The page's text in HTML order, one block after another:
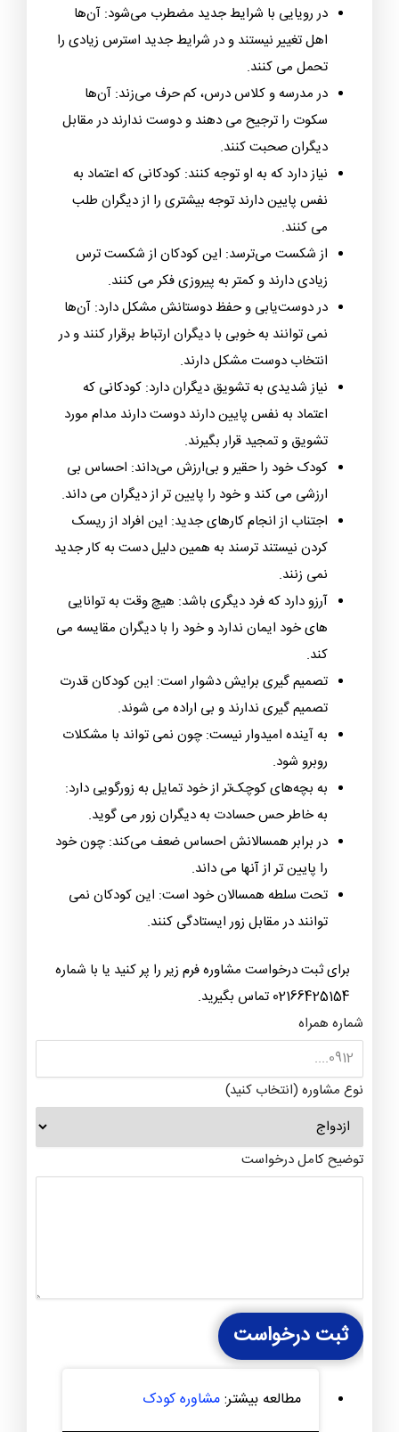
در رویایی با شرایط جدید مضطرب می‌شود: آن‌ها
اهل تغییر نیستند و در شرایط جدید استرس زیادی را
تحمل می کنند.
در مدرسه و کلاس درس، کم حرف می‌زند: آن‌ها
سکوت را ترجیح می دهند و دوست ندارند در مقابل
دیگران صحبت کنند.
نیاز دارد که به او توجه کنند: کودکانی که اعتماد به
نفس پایین دارند توجه بیشتری را از دیگران طلب
می کنند.
از شکست می‌ترسد: این کودکان از شکست ترس
زیادی دارند و کمتر به پیروزی فکر می کنند.
در دوست‌یابی و حفظ دوستانش مشکل دارد: آن‌ها
نمی توانند به خوبی با دیگران ارتباط برقرار کنند و در
انتخاب دوست مشکل دارند.
نیاز شدیدی به تشویق دیگران دارد: کودکانی که
اعتماد به نفس پایین دارند دوست دارند مدام مورد
تشویق و تمجید قرار بگیرند.
کودک خود را حقیر و بی‌ارزش می‌داند: احساس بی
ارزشی می کند و خود را پایین تر از دیگران می داند.
اجتناب از انجام کارهای جدید: این افراد از ریسک
کردن نیستند ترسند به همین دلیل دست به کار جدید
نمی زنند.
آرزو دارد که فرد دیگری باشد: هیچ وقت به توانایی
های خود ایمان ندارد و خود را با دیگران مقایسه می
کند.
تصمیم گیری برایش دشوار است: این کودکان قدرت
تصمیم گیری ندارند و بی اراده می شوند.
به آینده امیدوار نیست: چون نمی تواند با مشکلات
روبرو شود.
به بچه‌های کوچک‌تر از خود تمایل به زورگویی دارد:
به خاطر حس حسادت به دیگران زور می گوید.
در برابر همسالانش احساس ضعف می‌کند: چون خود
را پایین تر از آنها می داند.
تحت سلطه همسالان خود است: این کودکان نمی
توانند در مقابل زور ایستادگی کنند.
برای ثبت درخواست مشاوره فرم زیر را پر کنید یا با شماره
02166425154 تماس بگیرید.
شماره همراه
نوع مشاوره (انتخاب کنید)
توضیح کامل درخواست
ثبت درخواست
مطالعه بیشتر:مشاوره کودک